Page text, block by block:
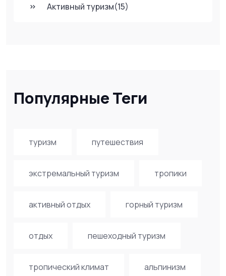
Активный туризм(15)
Популярные Теги
туризм путешествия
экстремальный туризм тропики
активный отдых горный туризм
отдых пешеходный туризм
тропический климат альпинизм